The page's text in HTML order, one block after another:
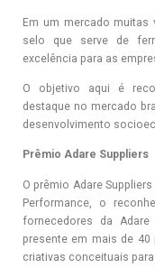
Em um mercado
selo que serve de
excelência para as
O objetivo aqui é
destaque no mercado
desenvolvimento
Prêmio Adare Suppliers
O prêmio Adare
Performance, o
fornecedores da Adare
presente em mais de
criativas conceituais